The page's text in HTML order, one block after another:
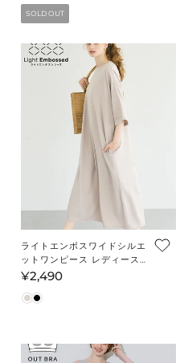
ル
価
格
価
格
SOLD OUT
ライトエンボスワイドシルエ
ットワンピース レディース
メール便不可
通
常
¥2,490